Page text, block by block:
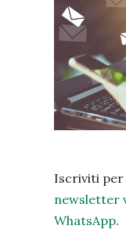
Iscriviti
newsletter
WhatsApp.